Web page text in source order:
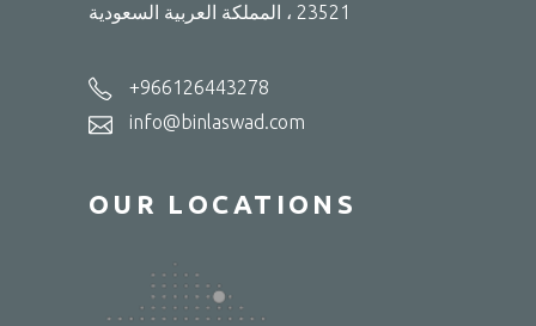
23521 ، المملكة العربية السعودية
+966126443278
info@binlaswad.com
OUR LOCATIONS